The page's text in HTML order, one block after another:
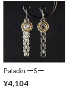
ドウォームポケット
ゴールドステッチ
ジーンズ アブサー
ド RAMMSTEIN
Paladin ーSー
¥4,104